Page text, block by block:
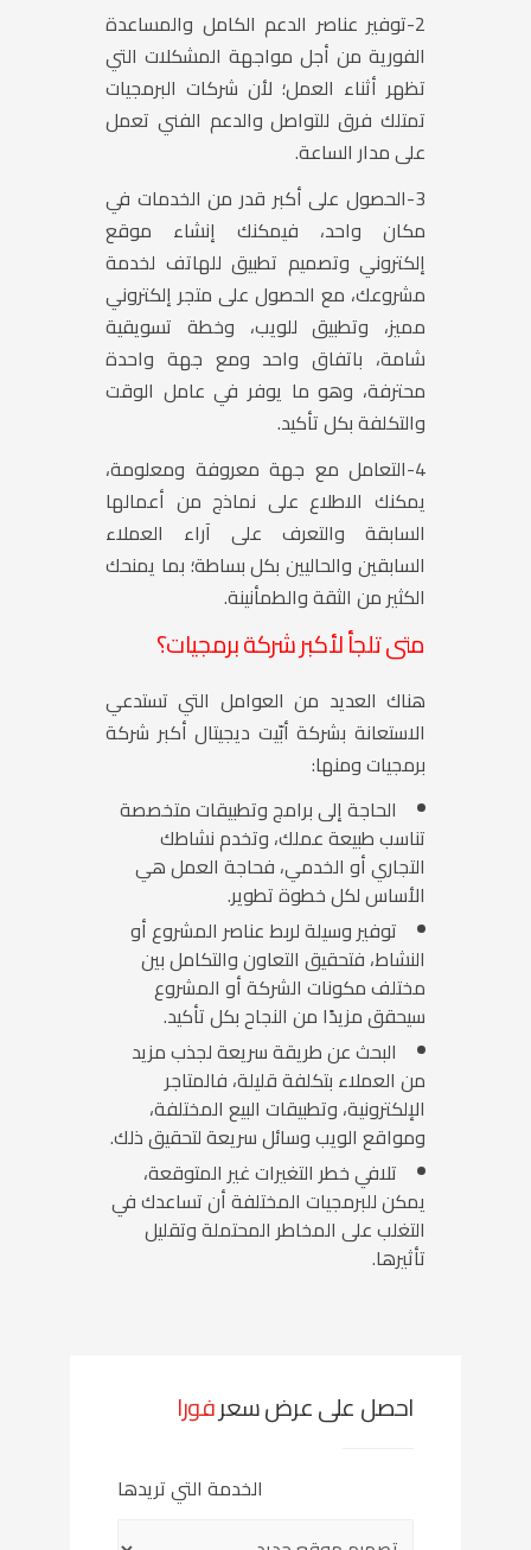
2- توفير عناصر الدعم الكامل والمساعدة
الفورية من أجل مواجهة المشكلات التي
تظهر أثناء العمل؛ لأن شركات البرمجيات
تمتلك فرق للتواصل والدعم الفني تعمل
على مدار الساعة.
3- الحصول على أكبر قدر من الخدمات في
مكان واحد، فيمكنك إنشاء موقع
إلكتروني وتصميم تطبيق للهاتف لخدمة
مشروعك، مع الحصول على متجر إلكتروني
مميز، وتطبيق للويب، وخطة تسويقية
شامة، باتفاق واحد ومع جهة واحدة
محترفة، وهو ما يوفر في عامل الوقت
والتكلفة بكل تأكيد.
4- التعامل مع جهة معروفة ومعلومة،
يمكنك الاطلاع على نماذج من أعمالها
السابقة والتعرف على آراء العملاء
السابقين والحاليين بكل بساطة؛ بما يمنحك
الكثير من الثقة والطمأنينة.
متى تلجأ لأكبر شركة برمجيات؟
هناك العديد من العوامل التي تستدعي
الاستعانة بشركة أبّيت ديجيتال أكبر شركة
برمجيات ومنها:
الحاجة إلى برامج وتطبيقات متخصصة
تناسب طبيعة عملك، وتخدم نشاطك
التجاري أو الخدمي، فحاجة العمل هي
الأساس لكل خطوة تطوير.
توفير وسيلة لربط عناصر المشروع أو
النشاط، فتحقيق التعاون والتكامل بين
مختلف مكونات الشركة أو المشروع
سيحقق مزيدًا من النجاح بكل تأكيد.
البحث عن طريقة سريعة لجذب مزيد
من العملاء بتكلفة قليلة، فالمتاجر
الإلكترونية، وتطبيقات البيع المختلفة،
ومواقع الويب وسائل سريعة لتحقيق ذلك.
تلافي خطر التغيرات غير المتوقعة،
يمكن للبرمجيات المختلفة أن تساعدك في
التغلب على المخاطر المحتملة وتقليل
تأثيرها.
احصل على عرض سعرفورا
الخدمة التي تريدها